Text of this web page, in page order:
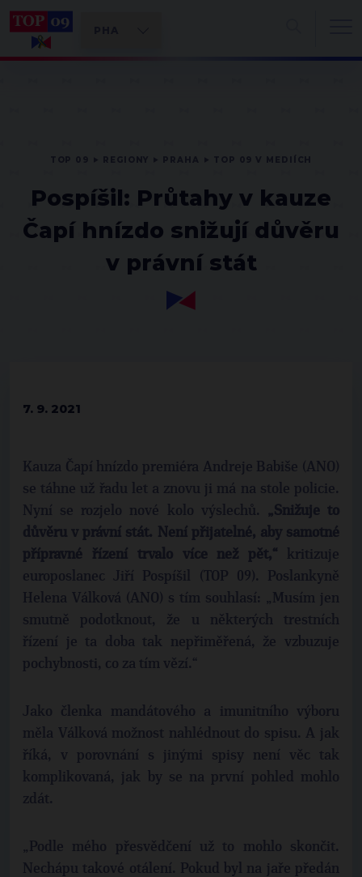
Pospíšil: Průtahy v kauze
Čapí hnízdo snižují důvěru
v právní stát
7. 9. 2021
Kauza Čapí hnízdo premiéra Andreje Babiše (ANO)
se táhne už řadu let a znovu ji má na stole policie.
Nyní se rozjelo nové kolo výslechů.
„Snižuje to
důvěru v právní stát. Není přijatelné, aby samotné
přípravné řízení trvalo více než pět,“ kritizuje
europoslanec Jiří Pospíšil (TOP 09). Poslankyně
Helena Válková (ANO) s tím souhlasí: „Musím jen
smutně podotknout, že u některých trestních
řízení je ta doba tak nepřiměřená, že vzbuzuje
pochybnosti, co za tím vězí.“
Jako členka mandátového a imunitního výboru
měla Válková možnost nahlédnout do spisu. A jak
říká, v porovnání s jinými spisy není věc tak
komplikovaná, jak by se na první pohled mohlo
zdát.
„Podle mého přesvědčení už to mohlo skončit.
Nechápu takové otálení. Pokud byl na jaře předán